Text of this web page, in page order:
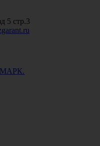
5 стр.3